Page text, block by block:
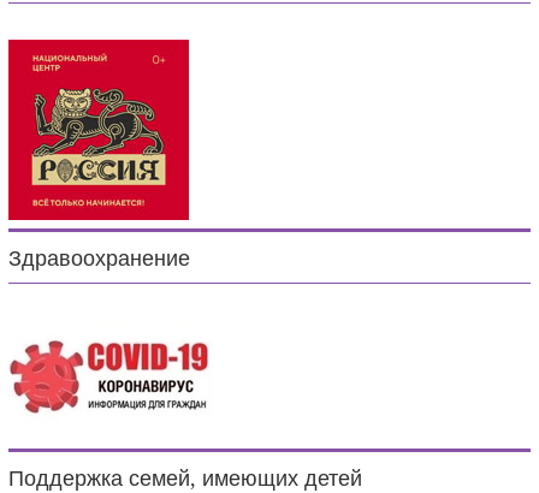
Здравоохранение
Поддержка семей, имеющих детей